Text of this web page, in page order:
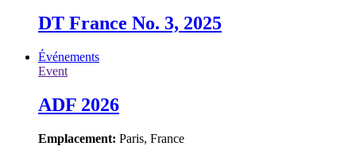
DT France No. 3, 2025
Événements
Event
ADF 2026
Emplacement: Paris, France